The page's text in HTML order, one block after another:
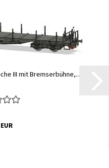
III mit Bremserbühne,...